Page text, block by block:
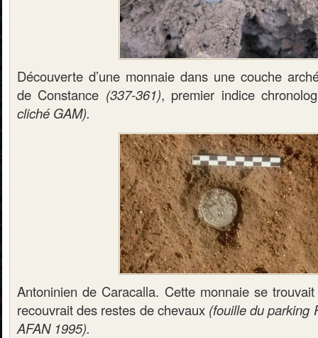
Découverte d’une monnaie dans une couche
de Constance (337-361), premier indice
cliché GAM).
Antoninien de Caracalla. Cette monnaie se
recouvrait des restes de chevaux (fouille du parking
AFAN 1995).